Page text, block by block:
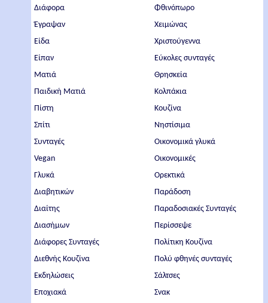
Διάφορα
Έγραψαν
Είδα
Είπαν
Ματιά
Παιδική Ματιά
Πίστη
Σπίτι
Συνταγές
Vegan
Γλυκά
Διαβητικών
Διαίτης
Διασήμων
Διάφορες Συνταγές
Διεθνής Κουζίνα
Εκδηλώσεις
Εποχιακά
Φθινόπωρο
Χειμώνας
Χριστούγεννα
Εύκολες συνταγές
Θρησκεία
Κολπάκια
Κουζίνα
Νηστίσιμα
Οικονομικά γλυκά
Οικονομικές
Ορεκτικά
Παράδοση
Παραδοσιακές Συνταγές
Περίσσεψε
Πολίτικη Κουζίνα
Πολύ φθηνές συνταγές
Σάλτσες
Σνακ